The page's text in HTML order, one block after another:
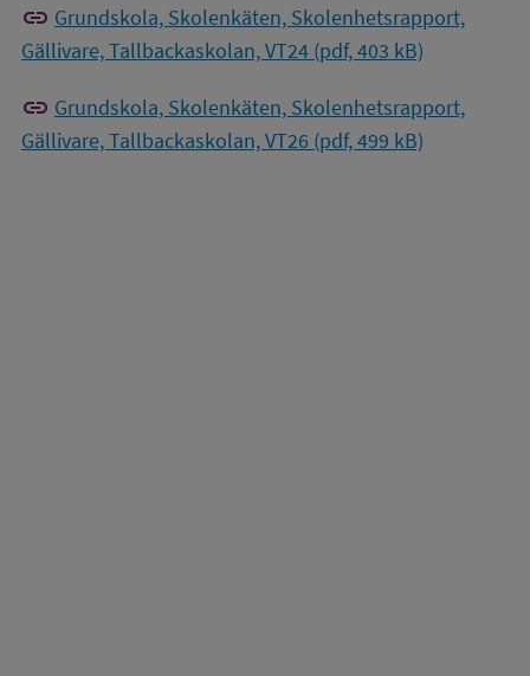
link Grundskola, Skolenkäten, Skolenhetsrapport,
Gällivare, Tallbackaskolan, VT24 (pdf, 403 kB)
link Grundskola, Skolenkäten, Skolenhetsrapport,
Gällivare, Tallbackaskolan, VT26 (pdf, 499 kB)